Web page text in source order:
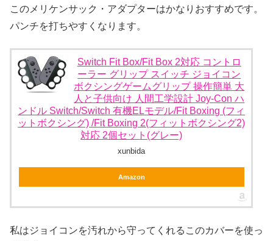
このメリケンサック・アダプターはかなりおすすめです。
パンチを打ちやすくなります。
Switch Fit Box/Fit Box 2対応 コントロ
ーラー グリップ スイッチ ジョイコン
ボクシングゲームグリップ 操作簡単 大
人と子供向け 人間工学設計 Joy-Con ハ
ンドル Switch/Switch 有機ELモデル/Fit Boxing (フィ
ットボクシング) /Fit Boxing 2(フィットボクシング2)
対応 2個セット(グレー)
xunbida
Amazon
私はジョイコンを汚れから守ってくれるこのカバーを使っ